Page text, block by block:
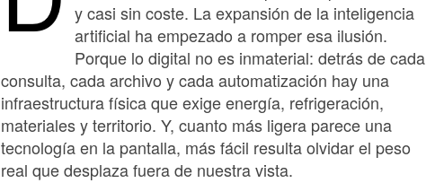
y casi sin coste. La expansión de la inteligencia
artificial ha empezado a romper esa ilusión.
Porque lo digital no es inmaterial: detrás de cada
consulta, cada archivo y cada automatización hay una
infraestructura física que exige energía, refrigeración,
materiales y territorio. Y, cuanto más ligera parece una
tecnología en la pantalla, más fácil resulta olvidar el peso
real que desplaza fuera de nuestra vista.